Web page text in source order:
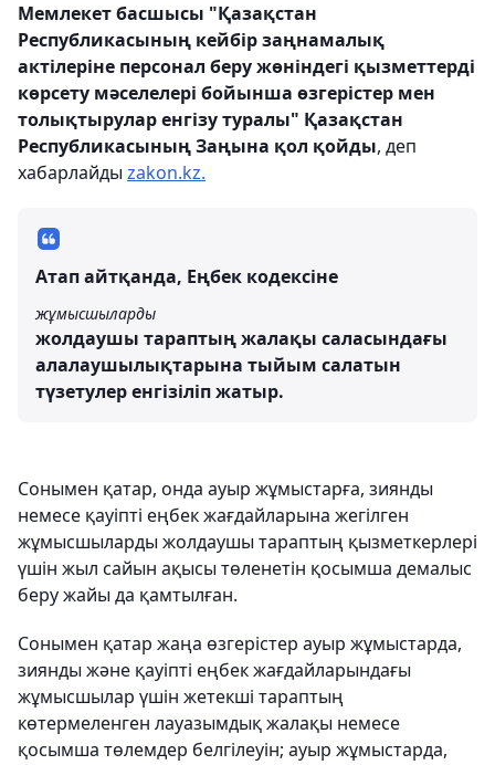
Мемлекет басшысы "Қазақстан
Республикасының кейбір заңнамалық
актілеріне персонал беру жөніндегі қызметтерді
көрсету мәселелері бойынша өзгерістер мен
толықтырулар енгізу туралы" Қазақстан
Республикасының Заңына қол қойды, деп
хабарлайды zakon.kz.
Атап айтқанда, Еңбек кодексіне
жұмысшыларды
жолдаушы тараптың жалақы саласындағы
алалаушылықтарына тыйым салатын
түзетулер енгізіліп жатыр.
Сонымен қатар, онда ауыр жұмыстарға, зиянды
немесе қауіпті еңбек жағдайларына жегілген
жұмысшыларды жолдаушы тараптың қызметкерлері
үшін жыл сайын ақысы төленетін қосымша демалыс
беру жайы да қамтылған.
Сонымен қатар жаңа өзгерістер ауыр жұмыстарда,
зиянды және қауіпті еңбек жағдайларындағы
жұмысшылар үшін жетекші тараптың
көтермеленген лауазымдық жалақы немесе
қосымша төлемдер белгілеуін; ауыр жұмыстарда,